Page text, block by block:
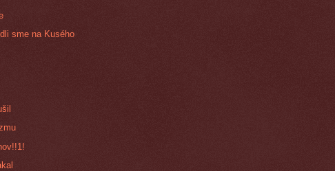
sme na Kusého